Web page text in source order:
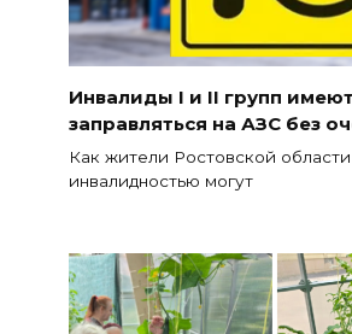
Инвалиды I и II групп
заправляться на АЗС без
Как жители Ростовской
инвалидностью могут